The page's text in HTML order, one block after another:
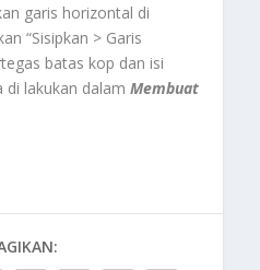
garis horizontal di
“Sisipkan > Garis
batas kop dan isi
di lakukan dalamMembuat